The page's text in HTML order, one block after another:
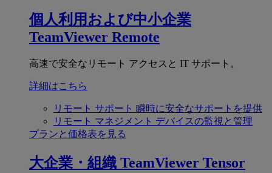
個人利用および中小企業
TeamViewer Remote
高速で安全なリモート アクセスと IT サポート。
詳細はこちら
リモート サポート 瞬時に安全なサポートを提供
リモート マネジメント デバイスの監視と管理
プランと価格表を見る
大企業・組織 TeamViewer Tensor